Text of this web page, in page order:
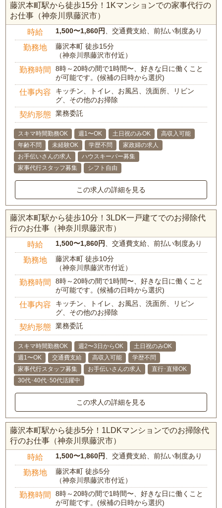
藤沢本町駅から徒歩15分！1Kマンションでの家事代行の
お仕事（神奈川県藤沢市）
時給 1,500〜1,860円 、交通費支給、前払い制度あり
勤務地
藤沢本町 徒歩15分
（神奈川県藤沢市付近）
勤務時間
8時～20時の間で1時間〜、好きな日に働くこと
が可能です。(候補の日時から選択)
仕事内容
キッチン、トイレ、お風呂、洗面所、リビン
グ、その他のお掃除
契約形態 業務委託
スキマ時間勤務OK 週1〜OK 土日祝のみOK
高収入可能
年齢不問
未経験OK 学歴不問
家政婦の求人
お手伝いさんの求人
ハウスキーパー募集
家事代行スタッフ募集
シフト自由
この求人の詳細を見る
藤沢本町駅から徒歩10分！3LDK一戸建てでのお掃除代
行のお仕事（神奈川県藤沢市）
時給 1,500〜1,860円 、交通費支給、前払い制度あり
勤務地
藤沢本町 徒歩10分
（神奈川県藤沢市付近）
勤務時間
8時～20時の間で1時間〜、好きな日に働くこと
が可能です。(候補の日時から選択)
仕事内容
キッチン、トイレ、お風呂、洗面所、リビン
グ、その他のお掃除
契約形態 業務委託
スキマ時間勤務OK 週2〜3日からOK
土日祝のみOK
週1〜OK
交通費支給 高収入可能
学歴不問
家事代行スタッフ募集
お手伝いさんの求人
直行･直帰OK
30代･40代･50代活躍中
この求人の詳細を見る
藤沢本町駅から徒歩5分！1LDKマンションでのお掃除代
行のお仕事（神奈川県藤沢市）
時給 1,500〜1,860円 、交通費支給、前払い制度あり
勤務地
藤沢本町 徒歩5分
（神奈川県藤沢市付近）
勤務時間
8時～20時の間で1時間〜、好きな日に働くこと
が可能です。(候補の日時から選択)